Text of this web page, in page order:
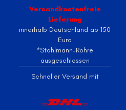
Versandkostenfreie
Lieferung
innerhalb Deutschland ab 150
Euro
*Stahlmann-Rohre
ausgeschlossen
Schneller Versand mit